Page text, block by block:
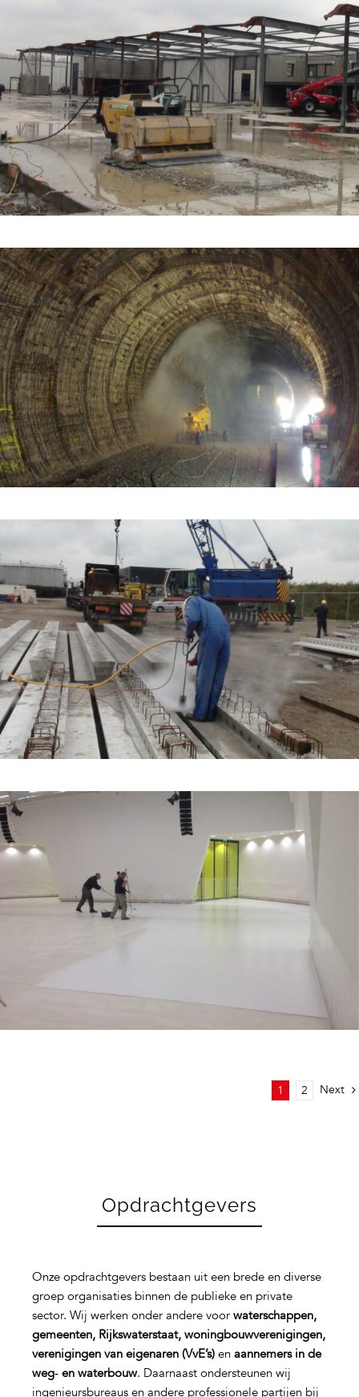
1 2 Next
Opdrachtgevers
Onze opdrachtgevers bestaan uit een brede en diverse
groep organisaties binnen de publieke en private
sector. Wij werken onder andere voor waterschappen,
gemeenten, Rijkswaterstaat, woningbouwverenigingen,
verenigingen van eigenaren (VvE’s)en aannemers in de
weg‑ en waterbouw. Daarnaast ondersteunen wij
ingenieursbureaus en andere professionele partijen bij